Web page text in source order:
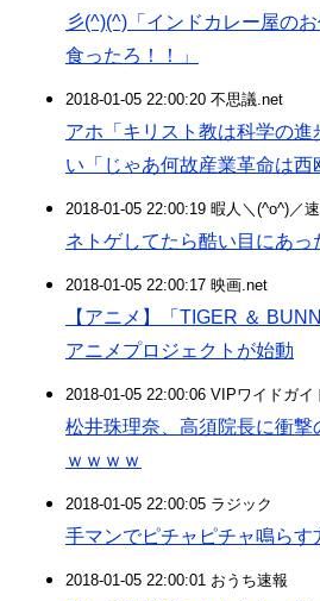
彡(^)(^)「インドカレー屋の
食ったろ！！」
2018-01-05 22:00:20 不思議.net
アホ「キリスト教は科学の
い「じゃあ何故産業革命は西
2018-01-05 22:00:19 暇人＼(^o^)／
ネトゲしてたら酷い目にあっ
2018-01-05 22:00:17 映画.net
【アニメ】「TIGER ＆
アニメプロジェクトが始動
2018-01-05 22:00:06 VIPワイドガイ
松井珠理奈、高須院長に衝撃
ｗｗｗｗ
2018-01-05 22:00:05 ラジック
手マンでピチャピチャ鳴らす
2018-01-05 22:00:01 おうち速報